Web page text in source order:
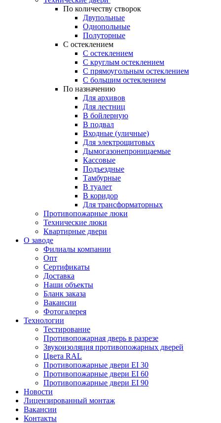
По количеству створок
Двупольные
Однопольные
Полуторные
С остеклением
С остеклением
С круглым остеклением
С прямоугольным остеклением
С большим остеклением
По назначению
Для архивов
Для лестниц
В бойлерную
В подвал
Входные (уличные)
Для электрощитовых
Дымогазонепроницаемые
Кассовые
Подъездные
Тамбурные
В туалет
В коридор
Для трансформаторных
Противопожарные люки
Технические люки
Квартирные двери
О заводе
Филиалы компании
Опт
Сертификаты
Доставка
Наши объекты
Бланк заказа
Вакансии
Фотогалерея
Технологии
Тестирование
Противопожарная дверь в разрезе
Звукоизоляция противопожарных дверей
Цвета RAL
Противопожарные двери EI 30
Противопожарные двери EI 60
Противопожарные двери EI 90
Новости
Лицензированный монтаж
Вакансии
Контакты